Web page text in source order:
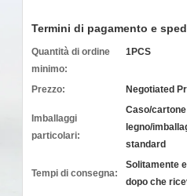
Termini di pagamento e
Quantità di ordine
minimo:
1PCS
Prezzo: Negotiated
Imballaggi
particolari:
Caso/
legno/
standard
Tempi di consegna:
Solitamente
dopo che